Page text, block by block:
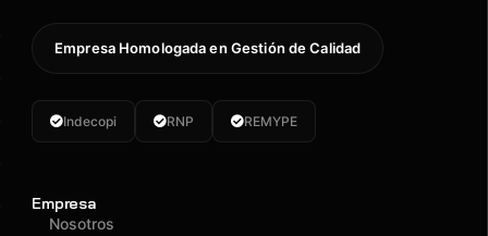
Empresa Homologada en Gestión de Calidad
Indecopi RNP REMYPE
Empresa
Nosotros